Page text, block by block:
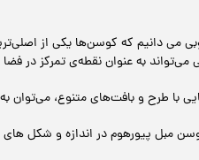
می دانیم که کوسن‌ها یکی از
به عنوان نقطه‌ی تمرکز در فضا
با طرح و بافت‌های متنوع،
مبل پیورهوم در اندازه و شکل